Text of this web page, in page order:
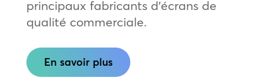
principaux fabricants d’écrans de
qualité commerciale.
En savoir plus